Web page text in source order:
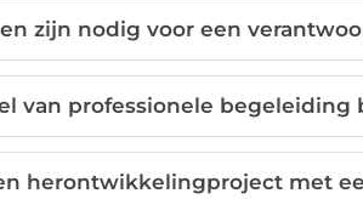
zijn nodig voor een
van professionele
herontwikkelingproject met